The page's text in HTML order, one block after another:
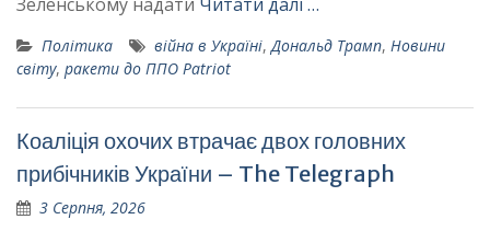
Зеленському надати Читати далі …
Політика війна в Україні,Дональд Трамп, Новини
світу, ракети до ППО Patriot
Коаліція охочих втрачає двох головних
прибічників України – The Telegraph
3 Серпня, 2026